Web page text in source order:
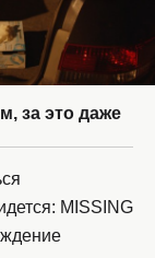
за это даже
MISSING